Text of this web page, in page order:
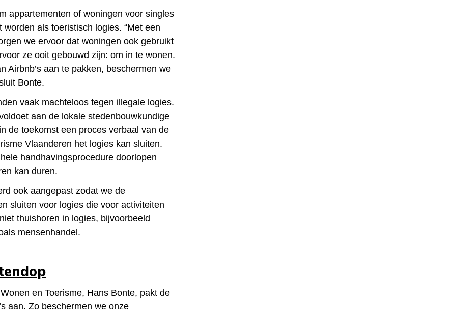
appartementen of woningen voor singles
worden als toeristisch logies.“Met een
we ervoor dat woningen ook gebruikt
ze ooit gebouwd zijn: om in te wonen.
Airbnb’s aan te pakken, beschermen we
Bonte.
vaak machteloos tegen illegale logies.
aan de lokale stedenbouwkundige
de toekomst een proces verbaal van de
Vlaanderen het logies kan sluiten.
handhavingsprocedure doorlopen
kan duren.
ook aangepast zodat we de
sluiten voor logies die voor activiteiten
thuishoren in logies, bijvoorbeeld
mensenhandel.
en Toerisme, Hans Bonte, pakt de
aan. Zo beschermen we onze